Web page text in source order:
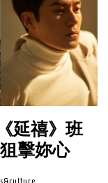
延禧》班
擊妳心